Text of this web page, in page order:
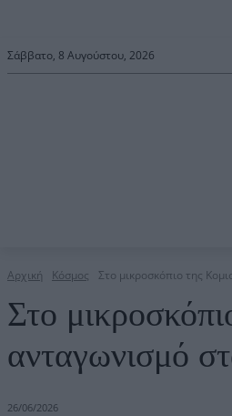
Σάββατο, 8 Αυγούστου, 2026
Αρχική Κόσμος Στο μικροσκόπιο της
Στο
ανταγωνισμό
26/06/2026